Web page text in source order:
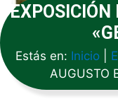
EXPOSICIÓN
Estás en: Inicio
AUGUSTO